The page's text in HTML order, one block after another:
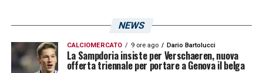
NEWS
CALCIOMERCATO 9 ore ago Dario Bartolucci
La Sampdoria insiste per Verschaeren, nuova
offerta triennale per portare a Genova il belga